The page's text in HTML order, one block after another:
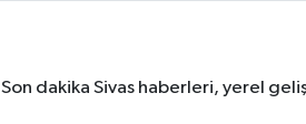
Son dakika Sivas haberleri, yerel